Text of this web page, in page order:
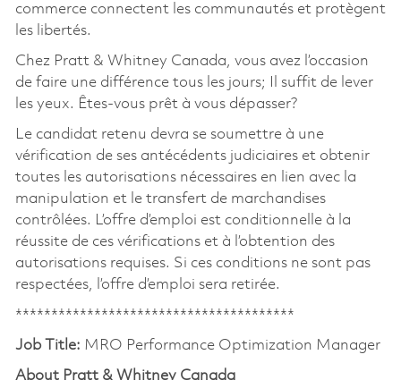
commerce connectent les communautés et protègent
les libertés.
Chez Pratt & Whitney Canada, vous avez l’occasion
de faire une différence tous les jours; Il suffit de lever
les yeux. Êtes-vous prêt à vous dépasser?
Le candidat retenu devra se soumettre à une
vérification de ses antécédents judiciaires et obtenir
toutes les autorisations nécessaires en lien avec la
manipulation et le transfert de marchandises
contrôlées. L’offre d’emploi est conditionnelle à la
réussite de ces vérifications et à l’obtention des
autorisations requises. Si ces conditions ne sont pas
respectées, l’offre d’emploi sera retirée.
***************************************
Job Title: MRO Performance Optimization Manager
About Pratt & Whitney Canada